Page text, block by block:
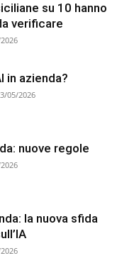
su 10 hanno
verificare
in azienda?
05/2026
nuove regole
la nuova sfida